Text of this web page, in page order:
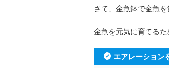
さて、金魚鉢で金魚
金魚を元気に育てるた
エアレーション